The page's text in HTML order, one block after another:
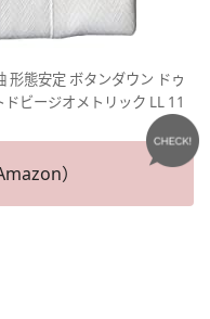
形態安定 ボタンダウン ドゥ
ビージオメトリック LL 11
）